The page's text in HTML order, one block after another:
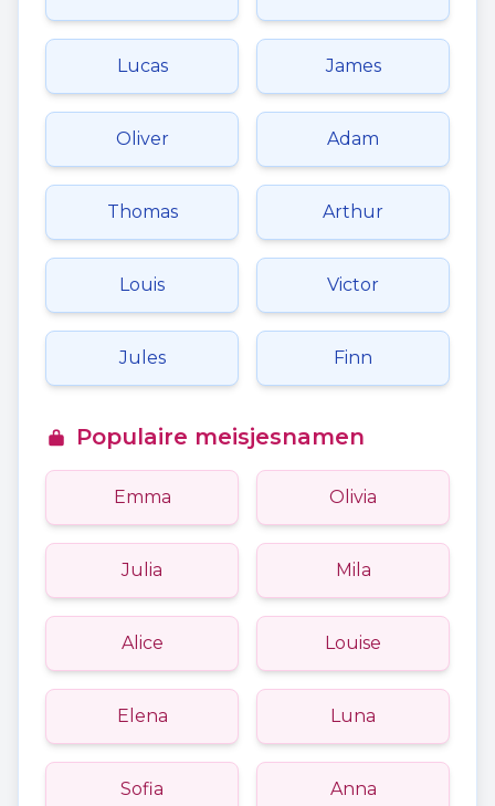
Lucas James
Oliver Adam
Thomas Arthur
Louis Victor
Jules Finn
Populaire meisjesnamen
Emma Olivia
Julia Mila
Alice Louise
Elena Luna
Sofia Anna